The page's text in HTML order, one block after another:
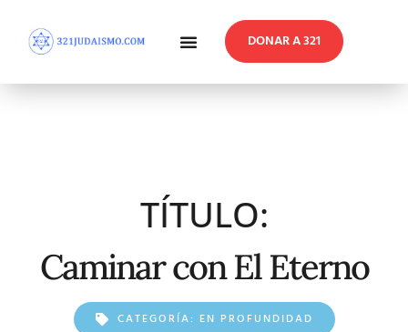
DONAR A 321
TÍTULO:
Caminar con El Eterno
CATEGORÍA: EN PROFUNDIDAD